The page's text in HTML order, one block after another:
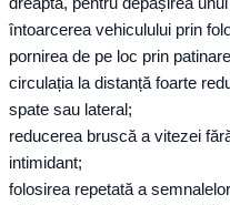
întoarcerea vehiculului prin
pornirea de pe loc prin
circulația la distanță foarte
spate sau lateral;
reducerea bruscă a vitezei
intimidant;
folosirea repetată a